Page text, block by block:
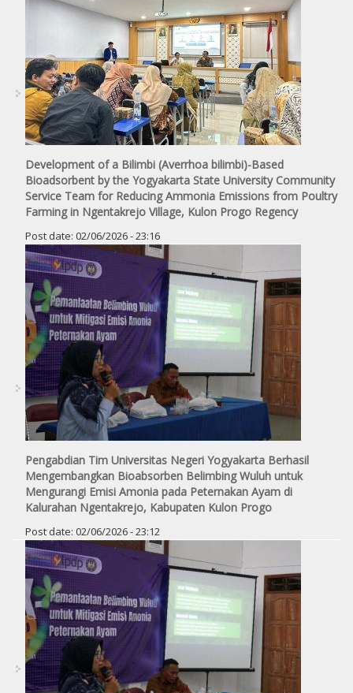
Development of a Bilimbi (Averrhoa bilimbi)-Based
Bioadsorbent by the Yogyakarta State University Community
Service Team for Reducing Ammonia Emissions from Poultry
Farming in Ngentakrejo Village, Kulon Progo Regency
Post date: 02/06/2026 - 23:16
Pengabdian Tim Universitas Negeri Yogyakarta Berhasil
Mengembangkan Bioabsorben Belimbing Wuluh untuk
Mengurangi Emisi Amonia pada Peternakan Ayam di
Kalurahan Ngentakrejo, Kabupaten Kulon Progo
Post date: 02/06/2026 - 23:12